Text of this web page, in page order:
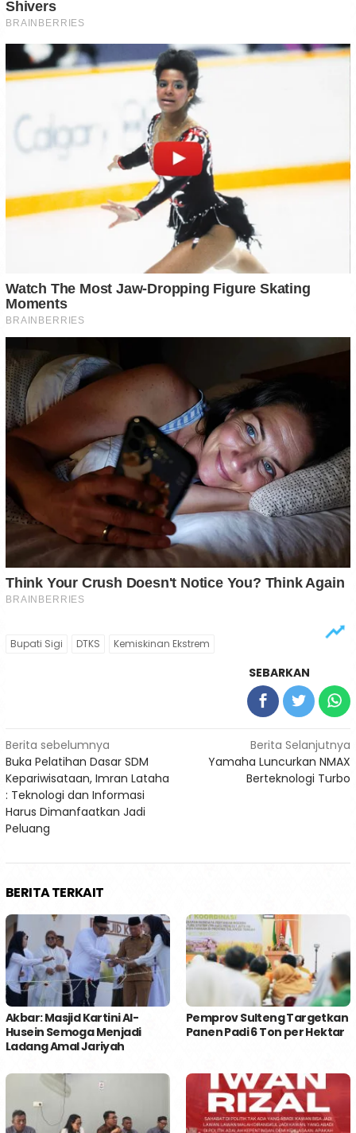
Bupati Sigi DTKS Kemiskinan Ekstrem
SEBARKAN
Navigasi
pos
Berita sebelumnya
Buka Pelatihan Dasar SDM
Kepariwisataan, Imran Lataha
: Teknologi dan Informasi
Harus Dimanfaatkan Jadi
Peluang
Berita Selanjutnya
Yamaha Luncurkan NMAX
Berteknologi Turbo
BERITA TERKAIT
Akbar: Masjid Kartini Al-
Husein Semoga Menjadi
Ladang Amal Jariyah
Pemprov Sulteng Targetkan
Panen Padi 6 Ton per Hektar